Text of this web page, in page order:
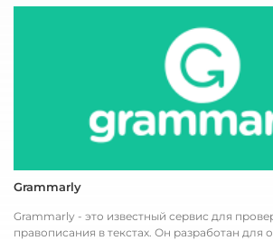
Grammarly
Grammarly - это известный сервис для
правописания в текстах. Он разработан для